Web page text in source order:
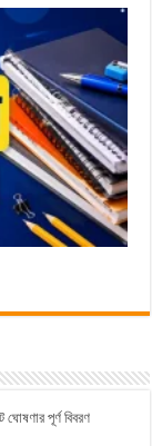
পূর্ণ বিবরণ